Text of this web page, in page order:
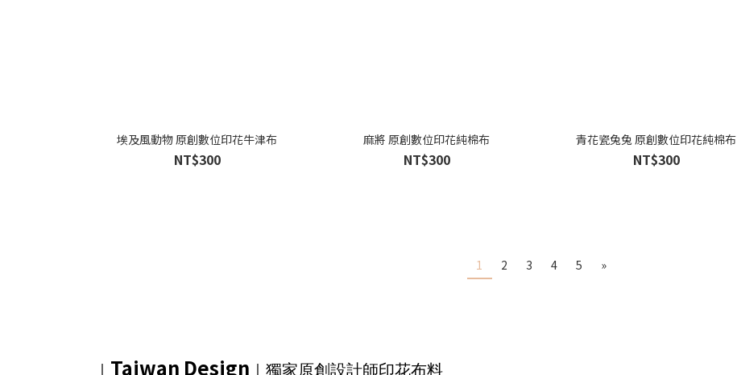
埃及風動物 原創數位印花牛津布
NT$300
麻將 原創數位印花純棉布
NT$300
青花瓷兔兔 原創數位印花純棉布
NT$300
1 2 3 4 5 »
｜ Taiwan Design ｜獨家原創設計師印花布料